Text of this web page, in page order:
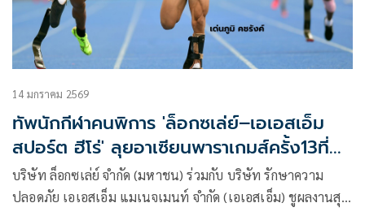
14 มกราคม 2569
ทัพนักกีฬาคนพิการ 'ล็อกซเล่ย์–เอเอสเอ็ม
สปอร์ต ฮีโร่' ลุยอาเซียนพาราเกมส์ครั้ง13ที่
โคราช
บริษัท ล็อกซเล่ย์ จำกัด (มหาชน) ร่วมกับ บริษัท รักษาความ
ปลอดภัย เอเอสเอ็ม แมเนจเมนท์ จำกัด (เอเอสเอ็ม) ชูผลงานสุด